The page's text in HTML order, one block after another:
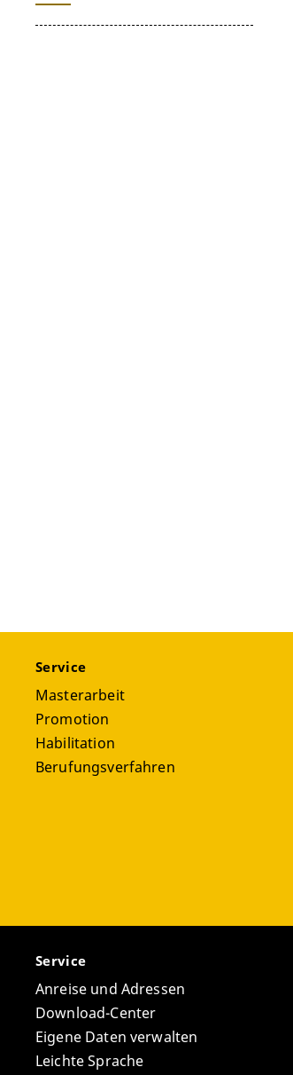
Service
Masterarbeit
Promotion
Habilitation
Berufungsverfahren
Service
Anreise und Adressen
Download-Center
Eigene Daten verwalten
Leichte Sprache